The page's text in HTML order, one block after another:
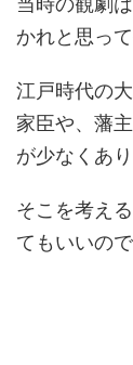
かれと思っ
江戸時代の
家臣や、藩
が少なくあり
そこを考え
てもいいの